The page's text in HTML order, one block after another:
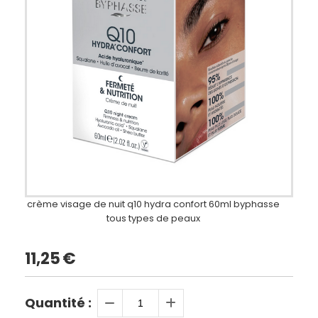
crème visage de nuit q10 hydra confort 60ml byphasse
tous types de peaux
11,25€
Quantité :